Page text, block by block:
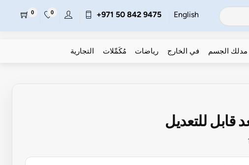
English
+971 50 842 9475
0
0
مدلك الجسم في الخارج رياضات مُكَمِّلات التجارية